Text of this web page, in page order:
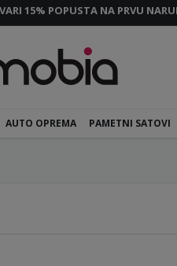
15% POPUSTA NA PRVU
AUTO OPREMA PAMETNI SATOVI